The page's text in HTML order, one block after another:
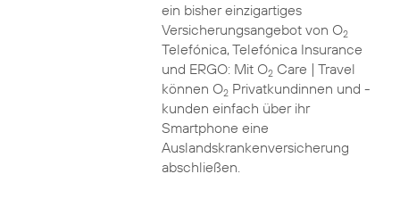
ein bisher einzigartiges
Versicherungsangebot von O2
Telefónica, Telefónica Insurance
und ERGO: Mit O2Care | Travel
können O2Privatkundinnen und -
kunden einfach über ihr
Smartphone eine
Auslandskrankenversicherung
abschließen.